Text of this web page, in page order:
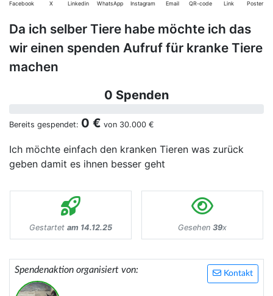
Facebook X Linkedin WhatsApp Instagram Email QR-code Link Poster
Da ich selber Tiere habe möchte ich das
wir einen spenden Aufruf für kranke Tiere
machen
0 Spenden
Bereits gespendet: 0 € von 30.000 €
Ich möchte einfach den kranken Tieren was zurück
geben damit es ihnen besser geht
Gestartet am 14.12.25 Gesehen 39x
Kontakt
Spendenaktion organisiert von: